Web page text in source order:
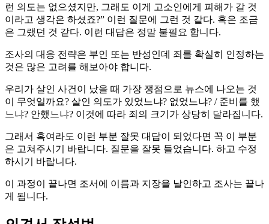
런 의도는 없으셨지만, 그래도 이게 고소인에게 피해가 갈 것
이라고 생각은 하셨죠?” 이런 질문에 그런 것 같다. 혹은 조금
은 그랬던 것 같다. 이런 대답은 정말 불필요 합니다.
조사의 대응 전략은 부인 또는 반성인데 죄를 확실히 인정하는
것은 많은 고려를 해보아야 합니다.
우리가 살인 사건이 났을 때 가장 쟁점으로 뉴스에 나오는 것
이 무엇일까요? 살인 의도가 있었느냐? 없었느냐? / 준비를 했
느냐? 안했느냐? 이것에 따라 죄의 크기가 상당히 달라집니다.
그래서 혹여라도 이런 부분 잘못 대답이 되었다면 꼭 이 부분
은 고쳐주시기 바랍니다. 질문을 잘못 들었습니다. 하고 수정
하시기 바랍니다.
이 과정이 끝나면 조서에 이름과 지장을 날인하고 조사는 끝나
게 됩니다.